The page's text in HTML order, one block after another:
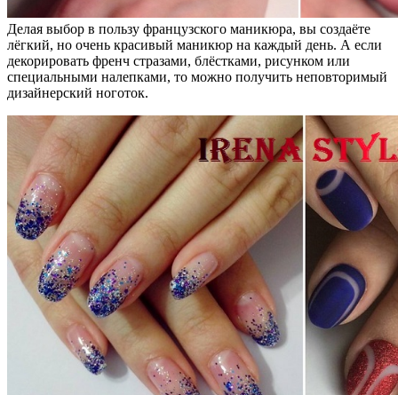
Делая выбор в пользу французского маникюра, вы создаёте
лёгкий, но очень красивый маникюр на каждый день. А если
декорировать френч стразами, блёстками, рисунком или
специальными налепками, то можно получить неповторимый
дизайнерский ноготок.